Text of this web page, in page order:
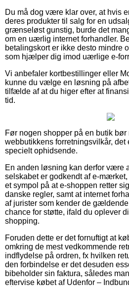
Du må dog være klar over, at hvis
deres produkter til salg for en
grænseløst gunstig, burde det
om en uærlig internet forhandler.
betalingskort er ikke desto mindre
som hjælper dig imod uærlige e-
Vi anbefaler kortbestillinger eller
kunne du vælge en løsning på
tilfælde af at du higer efter at
tid.
Før nogen shopper på en butik
webbutikkens forretningsvilkår, det
specielt ophidsende.
En anden løsning kan derfor være
selskabet er godkendt af e-
et sympol på at e-shoppen retter
danske regler, samt at internet
af jurister som kender de
chance for støtte, ifald du oplever
shopping.
Foruden dette er det fornuftigt at
omkring de mest vedkommende
indflydelse på ordren, fx hvilken
den forbindelse er det desuden
bibeholder sin faktura, således
eftervise købet af Udenfor –